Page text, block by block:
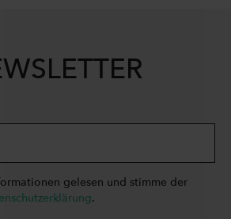
gelesen und stimme der
.